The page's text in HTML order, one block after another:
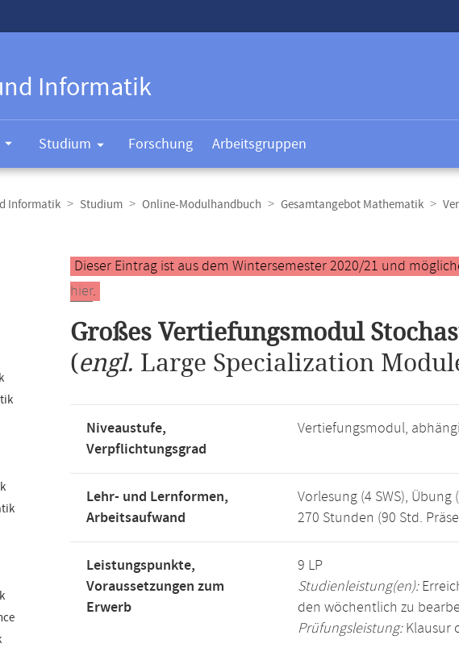
Informatik
Studium Forschung Arbeitsgruppen
Informatik Studium Online-Modulhandbuch Gesamtangebot Mathematik
Hauptinhalt
Dieser Eintrag ist aus dem Wintersemester 2020/21 und
hier.
Großes Vertiefungsmodul
(engl. Large Specialization
Niveaustufe,
Verpflichtungsgrad
Vertiefungsmodul,
Lehr- und Lernformen,
Arbeitsaufwand
Vorlesung (4 SWS), Übung
270 Stunden (90 Std.
Leistungspunkte,
Voraussetzungen zum
Erwerb
9 LP
Studienleistung(en):
den wöchentlich zu
Prüfungsleistung:Klausur